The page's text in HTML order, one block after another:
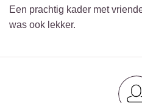
Een prachtig kader met
was ook lekker.